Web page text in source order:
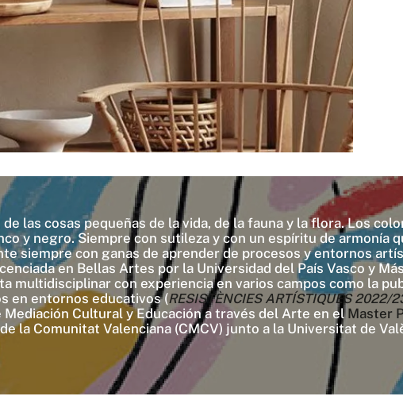
las cosas pequeñas de la vida, de la fauna y la flora. Los
y negro. Siempre con sutileza y con un espíritu de armonía
siempre con ganas de aprender de procesos y entornos
en Bellas Artes por la Universidad del País Vasco y
multidisciplinar con experiencia en varios campos como la
en entornos educativos (RESISTÈNCIES ARTÍSTIQUES
Cultural y Educación a través del Arte en elMaster
la Comunitat Valenciana (CMCV) junto a la Universitat de